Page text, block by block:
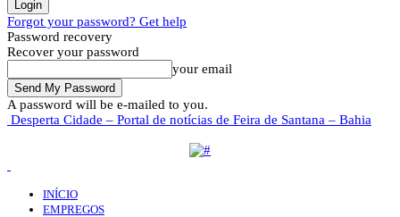
Forgot your password? Get help
Password recovery
Recover your password
your email
A password will be e-mailed to you.
Desperta Cidade – Portal de notícias de Feira de Santana – Bahia
INÍCIO
EMPREGOS